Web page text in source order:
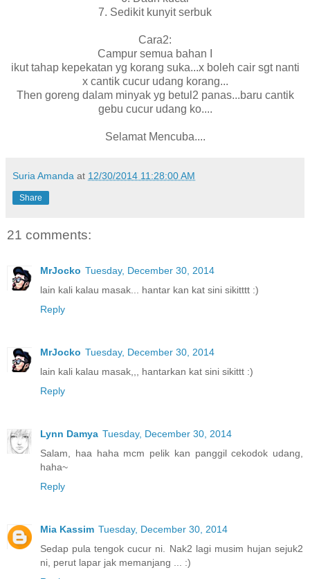
7. Sedikit kunyit serbuk
Cara2:
Campur semua bahan I
ikut tahap kepekatan yg korang suka...x boleh cair sgt nanti
x cantik cucur udang korang...
Then goreng dalam minyak yg betul2 panas...baru cantik
gebu cucur udang ko....
Selamat Mencuba....
Suria Amanda at 12/30/2014 11:28:00 AM
Share
21 comments:
MrJocko Tuesday, December 30, 2014
lain kali kalau masak... hantar kan kat sini sikitttt :)
Reply
MrJocko Tuesday, December 30, 2014
lain kali kalau masak,,, hantarkan kat sini sikittt :)
Reply
Lynn Damya Tuesday, December 30, 2014
Salam, haa haha mcm pelik kan panggil cekodok udang,
haha~
Reply
Mia Kassim Tuesday, December 30, 2014
Sedap pula tengok cucur ni. Nak2 lagi musim hujan sejuk2
ni, perut lapar jak memanjang ... :)